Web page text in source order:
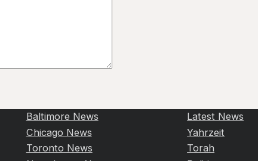
Baltimore News
Chicago News
Toronto News
Latest News
Yahrzeit
Torah